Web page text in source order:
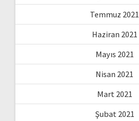
Temmuz 2021
Haziran 2021
Mayıs 2021
Nisan 2021
Mart 2021
Şubat 2021